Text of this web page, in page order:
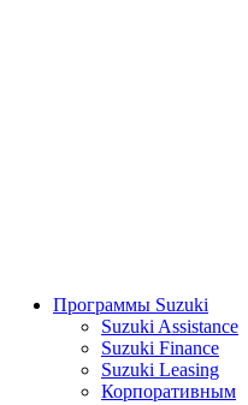
Программы Suzuki
Suzuki Assistance
Suzuki Finance
Suzuki Leasing
Корпоративным